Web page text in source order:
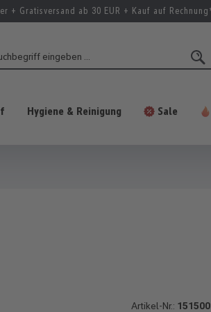
+ Gratisversand ab 30 EUR + Kauf auf
Hygiene & Reinigung Sale
Artikel-Nr.: